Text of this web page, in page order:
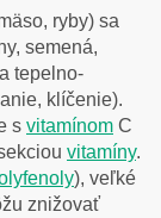
ryby) sa
semená,
a tepelno-
klíčenie).
s vitamínom C
vitamíny.
), veľké
znižovať